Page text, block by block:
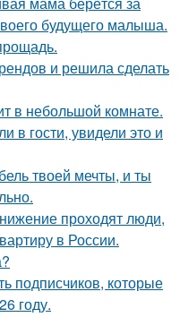
будущего малыша.
и решила сделать
в небольшой комнате.
в гости, увидели это и
твоей мечты, и ты
проходят люди,
в России.
подписчиков, которые
году.